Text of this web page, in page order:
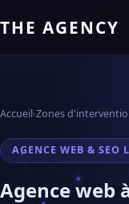
THE AGENCY
Accueil›Zones
AGENCE WEB & SEO
Agence web